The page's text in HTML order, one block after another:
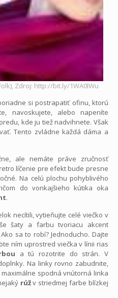
Zdroj: http://bit.ly/1WA0lWu
si postrapatiť ofinu, ktorú
navoskujete, alebo napeníte
kde ju tiež nadvihnete. Však
Tento zvládne každá dáma a
ale nemáte práve zručnosť
líčenie pre efekt bude presne
Na celú plochu pohyblivého
do vonkajšieho kútika oka
.
necítili, vytieňujte celé viečko v
šaty a farbu tvoriacu akcent
sa to robí? Jednoducho. Dajte
ním uprostred viečka v línii rias
a tú rozotrite do strán. V
Na linky rovno zabudnite,
maximálne spodná vnútorná linka
rúžv striedmej farbe blízkej